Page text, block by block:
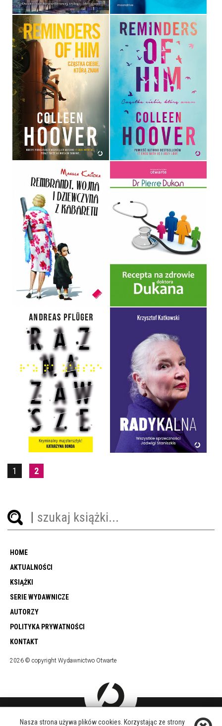
REMINDERS OF HIM
(WYDANIE FILMOWE)
COLLEEN HOOVER
OPRAWA MIĘKKA
54,99 ZŁ
REMINDERS OF HIM
COLLEEN HOOVER
OPRAWA MIĘKKA
49,99 ZŁ
REMBRANDT, WOJNA I
DZIEWCZYNA Z
KABARETU
MANULA KALICKA
OPRAWA MIĘKKA
32,90 ZŁ
RECEPTA NA ZDROWIE
DOKTORA DUKANA
PIERRE DUKAN
OPRAWA MIĘKKA
29,90 ZŁ
RAZ NA ZAWSZE
ANDREAS PFLÜGER
OPRAWA MIĘKKA
39,90 ZŁ
RADYKALNA. WSZYSTKIE
SPRZECZNOŚCI JADWIGI
STANISZKIS
KRZYSZTOF KATKOWSKI
OPRAWA TWARDA
64,99 ZŁ
1 2
HOME
AKTUALNOŚCI
KSIĄŻKI
SERIE WYDAWNICZE
AUTORZY
POLITYKA PRYWATNOŚCI
KONTAKT
2026 © copyright Wydawnictwo Otwarte
DOŁĄCZ DO NAS
Nasza strona używa plików cookies. Korzystając ze strony